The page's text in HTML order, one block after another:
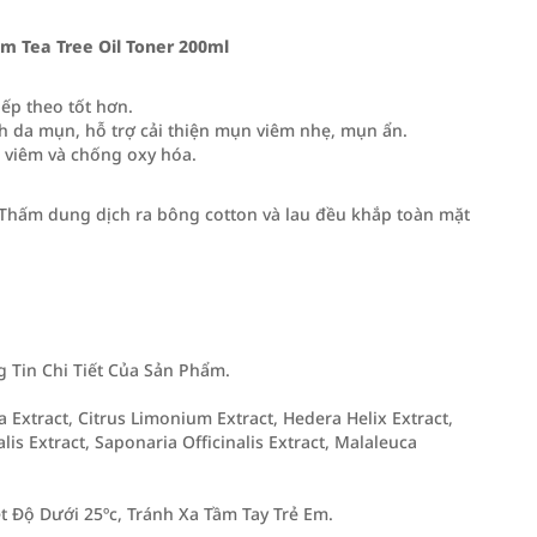
Tea Tree Oil Toner 200ml
theo tốt hơn.
da mụn, hỗ trợ cải thiện mụn viêm nhẹ, mụn ẩn.
và chống oxy hóa.
dung dịch ra bông cotton và lau đều khắp toàn mặt
Chi Tiết Của Sản Phẩm.
Citrus Limonium Extract, Hedera Helix Extract,
Extract, Saponaria Officinalis Extract, Malaleuca
Dưới 25ºc, Tránh Xa Tầm Tay Trẻ Em.